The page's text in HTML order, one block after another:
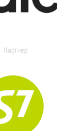
Партнер